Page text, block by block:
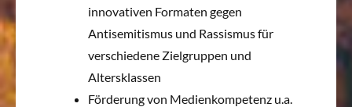
innovativen Formaten gegen
Antisemitismus und Rassismus für
verschiedene Zielgruppen und
Altersklassen
Förderung von Medienkompetenz u.a.